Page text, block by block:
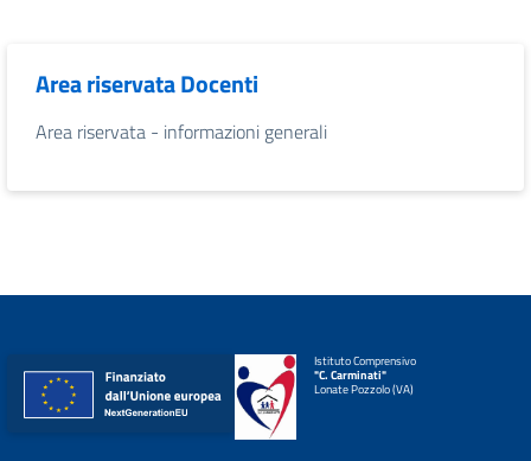
Area riservata Docenti
Area riservata - informazioni generali
Istituto Comprensivo
"C. Carminati"
Lonate Pozzolo (VA)